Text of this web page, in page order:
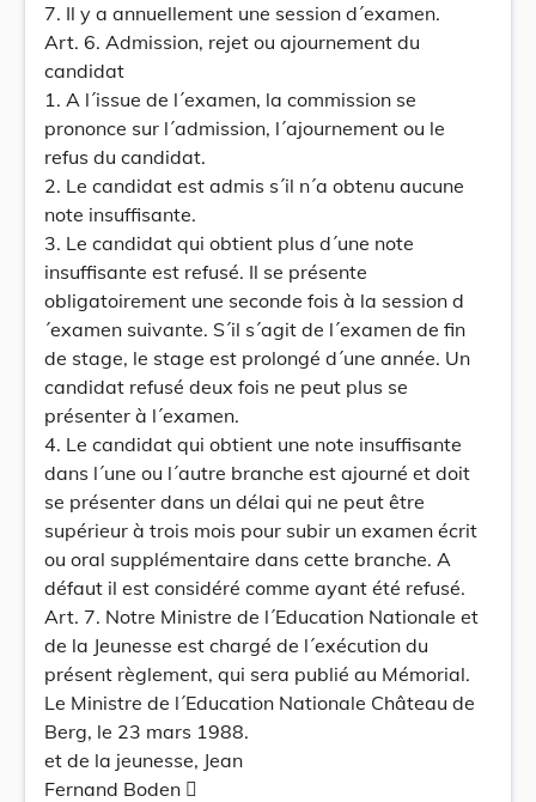
7. Il y a annuellement une session d´examen.
Art. 6. Admission, rejet ou ajournement du
candidat
1. A l´issue de l´examen, la commission se
prononce sur l´admission, l´ajournement ou le
refus du candidat.
2. Le candidat est admis s´il n´a obtenu aucune
note insuffisante.
3. Le candidat qui obtient plus d´une note
insuffisante est refusé. Il se présente
obligatoirement une seconde fois à la session d
´examen suivante. S´il s´agit de l´examen de fin
de stage, le stage est prolongé d´une année. Un
candidat refusé deux fois ne peut plus se
présenter à l´examen.
4. Le candidat qui obtient une note insuffisante
dans l´une ou l´autre branche est ajourné et doit
se présenter dans un délai qui ne peut être
supérieur à trois mois pour subir un examen écrit
ou oral supplémentaire dans cette branche. A
défaut il est considéré comme ayant été refusé.
Art. 7. Notre Ministre de l´Education Nationale et
de la Jeunesse est chargé de l´exécution du
présent règlement, qui sera publié au Mémorial.
Le Ministre de l´Education Nationale Château de
Berg, le 23 mars 1988.
et de la jeunesse, Jean
Fernand Boden 